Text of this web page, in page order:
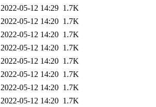
2022-05-12 14:29 1.7K
2022-05-12 14:20 1.7K
2022-05-12 14:20 1.7K
2022-05-12 14:20 1.7K
2022-05-12 14:20 1.7K
2022-05-12 14:20 1.7K
2022-05-12 14:20 1.7K
2022-05-12 14:20 1.7K